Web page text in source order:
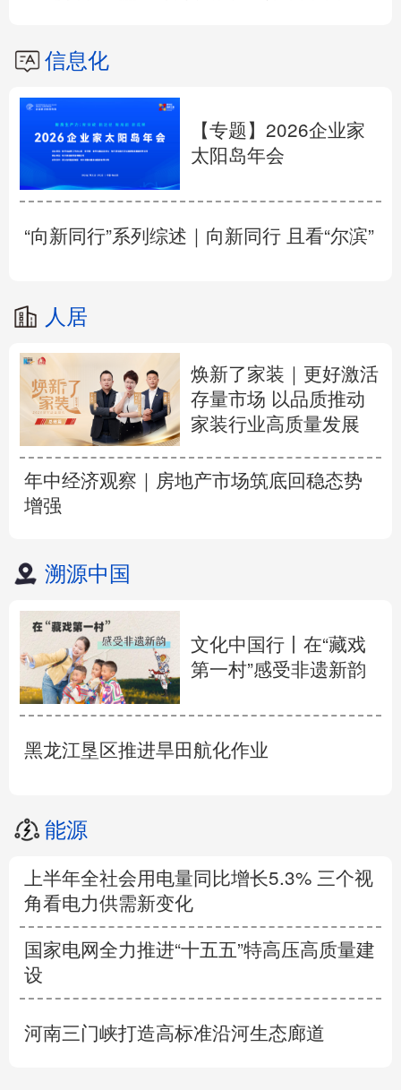
信息化
【专题】2026企业家
太阳岛年会
“向新同行”系列综述｜向新同行 且看“尔滨”
人居
焕新了家装｜更好激活
存量市场 以品质推动
家装行业高质量发展
年中经济观察｜房地产市场筑底回稳态势
增强
溯源中国
文化中国行丨在“藏戏
第一村”感受非遗新韵
黑龙江垦区推进旱田航化作业
能源
上半年全社会用电量同比增长5.3% 三个视
角看电力供需新变化
国家电网全力推进“十五五”特高压高质量建
设
河南三门峡打造高标准沿河生态廊道